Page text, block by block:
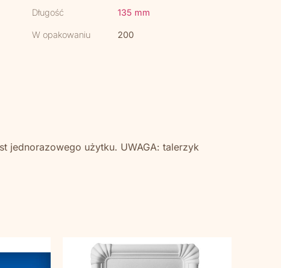
Długość 135 mm
W opakowaniu 200
jednorazowego użytku. UWAGA: talerzyk